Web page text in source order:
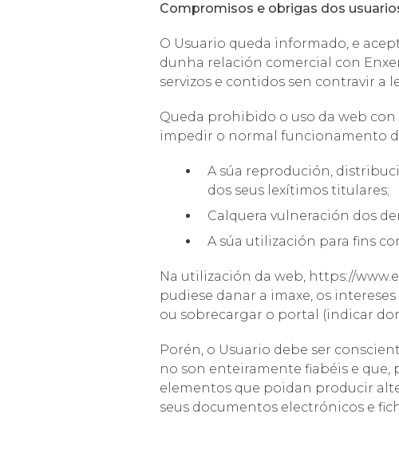
Compromisos e obrigas dos
O Usuario queda informado, e
dunha relación comercial con
servizos e contidos sen contravir a
Queda prohibido o uso da web con
impedir o normal funcionamento
A súa reprodución,
dos seus lexítimos titulares;
Calquera vulneración dos
A súa utilización para fins
Na utilización da web, https://
pudiese danar a imaxe, os
ou sobrecargar o portal (indicar
Porén, o Usuario debe ser
no son enteiramente fiabéis e que,
elementos que poidan producir
seus documentos electrónicos e